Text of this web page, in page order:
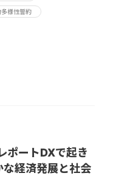
様性誓約
ポートDXで起き
経済発展と社会